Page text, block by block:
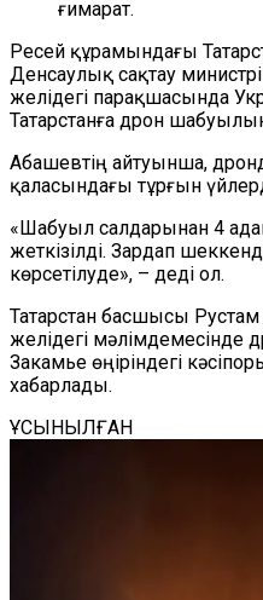
ғимарат.
Ресей құрамындағы
Денсаулық сақтау
желідегі парақшасында
Татарстанға дрон
Абашевтің айтуынша,
қаласындағы тұрғын
«Шабуыл салдарынан 4
жеткізілді. Зардап
көрсетілуде», – деді ол.
Татарстан басшысы
желідегі мәлімдемесінде
Закамье өңіріндегі
хабарлады.
ҰСЫНЫЛҒАН